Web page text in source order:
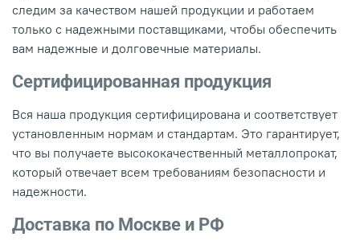
следим за качеством нашей продукции и работаем
только с надежными поставщиками, чтобы обеспечить
вам надежные и долговечные материалы.
Сертифицированная продукция
Вся наша продукция сертифицирована и соответствует
установленным нормам и стандартам. Это гарантирует,
что вы получаете высококачественный металлопрокат,
который отвечает всем требованиям безопасности и
надежности.
Доставка по Москве и РФ